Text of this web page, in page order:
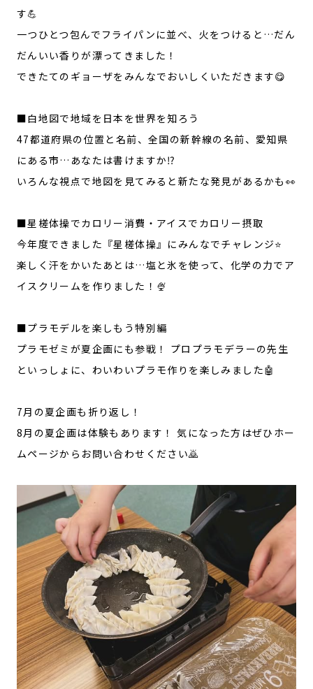
す💪
一つひとつ包んでフライパンに並べ、火をつけると…だん
だんいい香りが漂ってきました！
できたてのギョーザをみんなでおいしくいただきます😋
■白地図で地域を日本を世界を知ろう
47都道府県の位置と名前、全国の新幹線の名前、愛知県
にある市…あなたは書けますか⁉️
いろんな視点で地図を見てみると新たな発見があるかも👀
■星槎体操でカロリー消費・アイスでカロリー摂取
今年度できました『星槎体操』にみんなでチャレンジ⭐️
楽しく汗をかいたあとは…塩と氷を使って、化学の力でア
イスクリームを作りました！🍨
■プラモデルを楽しもう特別編
プラモゼミが夏企画にも参戦！ プロプラモデラーの先生
といっしょに、わいわいプラモ作りを楽しみました🤖
7月の夏企画も折り返し！
8月の夏企画は体験もあります！ 気になった方はぜひホー
ムページからお問い合わせください🙇